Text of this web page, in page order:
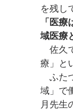
を残し
「医
域医療
佐久
療」と
ふた
域」で
月先生